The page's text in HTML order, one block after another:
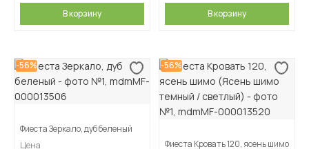
В корзину В корзину
-56%
Фиеста Зеркало, дуб беленый
Цена
-56%
Фиеста Кровать 120, ясень шимо